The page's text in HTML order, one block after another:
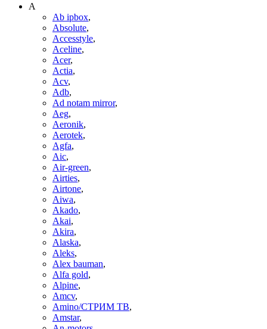
A
Ab ipbox,
Absolute,
Accesstyle,
Aceline,
Acer,
Actia,
Acv,
Adb,
Ad notam mirror,
Aeg,
Aeronik,
Aerotek,
Agfa,
Aic,
Air-green,
Airties,
Airtone,
Aiwa,
Akado,
Akai,
Akira,
Alaska,
Aleks,
Alex bauman,
Alfa gold,
Alpine,
Amcv,
Amino/СТРИМ ТВ,
Amstar,